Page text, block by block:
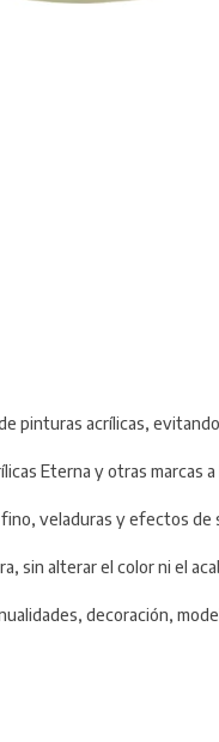
pinturas acrílicas,
Eterna y otras marcas a
veladuras y efectos de
sin alterar el color ni el
decoración,